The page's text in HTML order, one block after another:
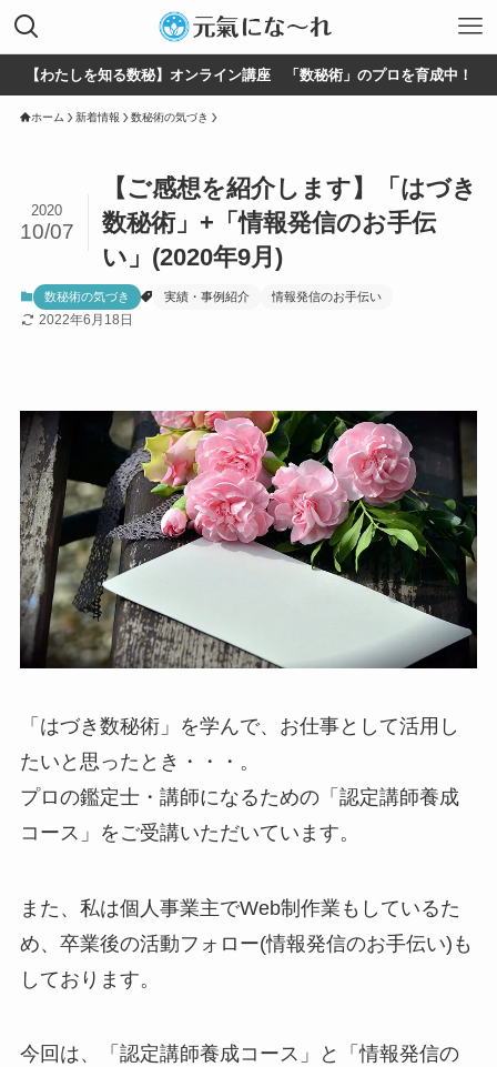
【わたしを知る数秘】オンライン講座 「数秘術」のプロを育成中！
ホーム 新着情報 数秘術の気づき
【ご感想を紹介します】「はづき
数秘術」+「情報発信のお手伝
い」(2020年9月)
2020
10/07
数秘術の気づき 実績・事例紹介 情報発信のお手伝い
2022年6月18日
「はづき数秘術」を学んで、お仕事として活用し
たいと思ったとき・・・。
プロの鑑定士・講師になるための「認定講師養成
コース」をご受講いただいています。
また、私は個人事業主でWeb制作業もしているた
め、卒業後の活動フォロー(情報発信のお手伝い)も
しております。
今回は、「認定講師養成コース」と「情報発信の